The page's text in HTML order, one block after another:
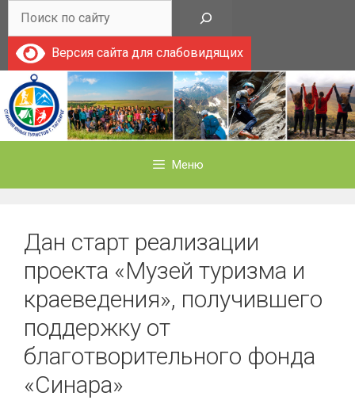
содержимомуВерсия сайта для слабовидящих
Меню
Дан старт реализации
проекта «Музей туризма и
краеведения», получившего
поддержку от
благотворительного фонда
«Синара»